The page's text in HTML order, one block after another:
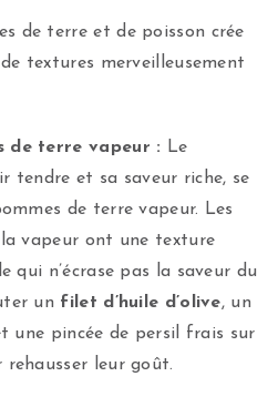
de terre et de poisson crée
textures merveilleusement
de terre vapeur :
Le
tendre et sa saveur riche, se
de terre vapeur. Les
vapeur ont une texture
qui n’écrase pas la saveur du
un filet d’huile d’olive, un
une pincée de persil frais sur
leur goût.